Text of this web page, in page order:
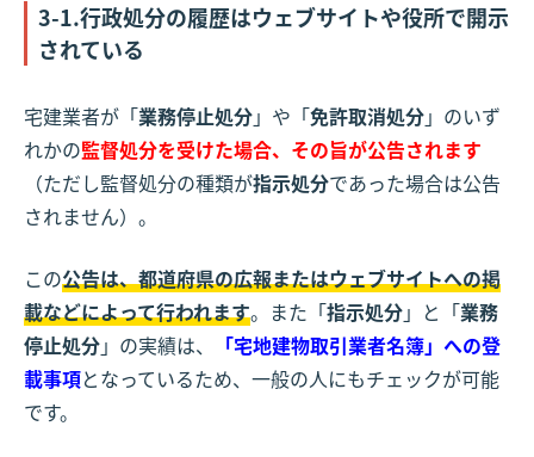
3-1.行政処分の履歴はウェブサイトや役所で開示
されている
宅建業者が「業務停止処分」や「免許取消処分」のいず
れかの監督処分を受けた場合、その旨が公告されます
（ただし監督処分の種類が指示処分であった場合は公告
されません）。
この公告は、都道府県の広報またはウェブサイトへの掲
載などによって行われます。また「指示処分」と「業務
停止処分」の実績は、
「宅地建物取引業者名簿」への登
載事項となっているため、一般の人にもチェックが可能
です。